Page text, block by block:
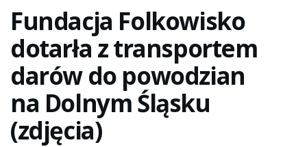
Fundacja Folkowisko
dotarła z transportem
darów do powodzian
na Dolnym Śląsku
(zdjęcia)